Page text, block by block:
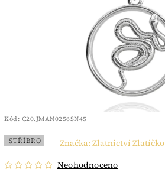
Kód: C20.JMAN0256SN45
STŘÍBRO
Neohodnoceno
Značka: Zlatnictví Zlatíčko